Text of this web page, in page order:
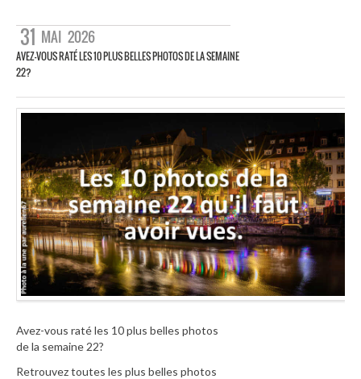
31 MAI 2026
AVEZ-VOUS RATÉ LES 10 PLUS BELLES PHOTOS DE LA SEMAINE
22?
Avez-vous raté les 10 plus belles photos
de la semaine 22?
Retrouvez toutes les plus belles photos